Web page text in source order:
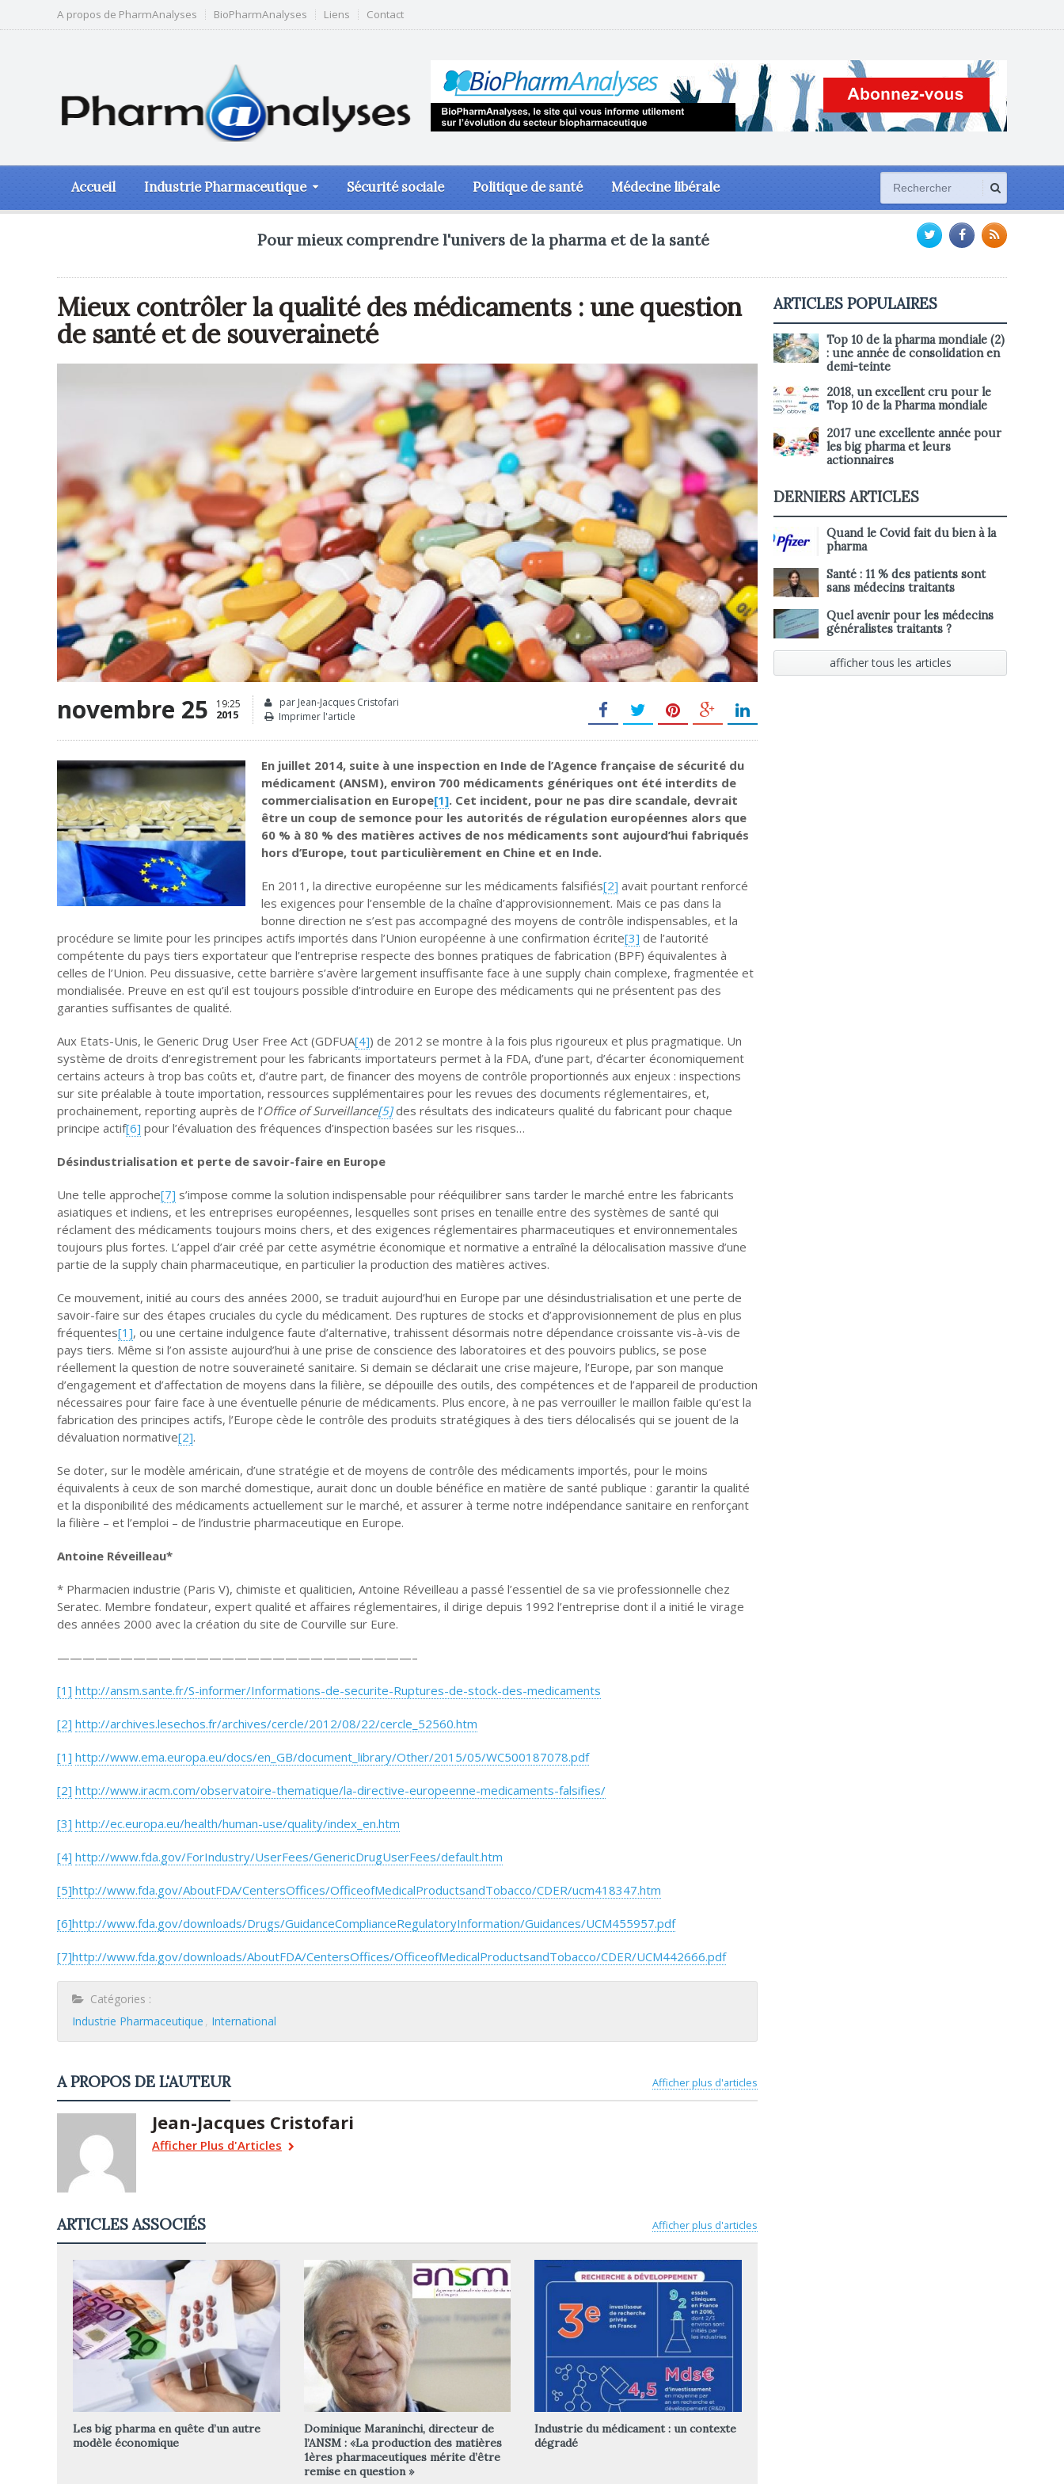
A propos de PharmAnalyses BioPharmAnalyses Liens Contact
Accueil Industrie Pharmaceutique Sécurité sociale Politique de santé Médecine libérale
Pour mieux comprendre l'univers de la pharma et de la santé
Mieux contrôler la qualité des médicaments : une question
de santé et de souveraineté
novembre 25 19:25
2015
par Jean-Jacques Cristofari
Imprimer l'article
En juillet 2014, suite à une inspection en Inde de l’Agence française de sécurité du
médicament (ANSM), environ 700 médicaments génériques ont été interdits de
commercialisation en Europe[1]. Cet incident, pour ne pas dire scandale, devrait
être un coup de semonce pour les autorités de régulation européennes alors que
60 % à 80 % des matières actives de nos médicaments sont aujourd’hui fabriqués
hors d’Europe, tout particulièrement en Chine et en Inde.
En 2011, la directive européenne sur les médicaments falsifiés[2] avait pourtant renforcé
les exigences pour l’ensemble de la chaîne d’approvisionnement. Mais ce pas dans la
bonne direction ne s’est pas accompagné des moyens de contrôle indispensables, et la
procédure se limite pour les principes actifs importés dans l’Union européenne à une confirmation écrite[3] de l’autorité
compétente du pays tiers exportateur que l’entreprise respecte des bonnes pratiques de fabrication (BPF) équivalentes à
celles de l’Union. Peu dissuasive, cette barrière s’avère largement insuffisante face à une supply chain complexe, fragmentée et
mondialisée. Preuve en est qu’il est toujours possible d’introduire en Europe des médicaments qui ne présentent pas des
garanties suffisantes de qualité.
Aux Etats-Unis, le Generic Drug User Free Act (GDFUA[4]) de 2012 se montre à la fois plus rigoureux et plus pragmatique. Un
système de droits d’enregistrement pour les fabricants importateurs permet à la FDA, d’une part, d’écarter économiquement
certains acteurs à trop bas coûts et, d’autre part, de financer des moyens de contrôle proportionnés aux enjeux : inspections
sur site préalable à toute importation, ressources supplémentaires pour les revues des documents réglementaires, et,
prochainement, reporting auprès de l’Office of Surveillance[5]des résultats des indicateurs qualité du fabricant pour chaque
principe actif[6] pour l’évaluation des fréquences d’inspection basées sur les risques…
Désindustrialisation et perte de savoir-faire en Europe
Une telle approche[7] s’impose comme la solution indispensable pour rééquilibrer sans tarder le marché entre les fabricants
asiatiques et indiens, et les entreprises européennes, lesquelles sont prises en tenaille entre des systèmes de santé qui
réclament des médicaments toujours moins chers, et des exigences réglementaires pharmaceutiques et environnementales
toujours plus fortes. L’appel d’air créé par cette asymétrie économique et normative a entraîné la délocalisation massive d’une
partie de la supply chain pharmaceutique, en particulier la production des matières actives.
Ce mouvement, initié au cours des années 2000, se traduit aujourd’hui en Europe par une désindustrialisation et une perte de
savoir-faire sur des étapes cruciales du cycle du médicament. Des ruptures de stocks et d’approvisionnement de plus en plus
fréquentes[1], ou une certaine indulgence faute d’alternative, trahissent désormais notre dépendance croissante vis-à-vis de
pays tiers. Même si l’on assiste aujourd’hui à une prise de conscience des laboratoires et des pouvoirs publics, se pose
réellement la question de notre souveraineté sanitaire. Si demain se déclarait une crise majeure, l’Europe, par son manque
d’engagement et d’affectation de moyens dans la filière, se dépouille des outils, des compétences et de l’appareil de production
nécessaires pour faire face à une éventuelle pénurie de médicaments. Plus encore, à ne pas verrouiller le maillon faible qu’est la
fabrication des principes actifs, l’Europe cède le contrôle des produits stratégiques à des tiers délocalisés qui se jouent de la
dévaluation normative[2].
Se doter, sur le modèle américain, d’une stratégie et de moyens de contrôle des médicaments importés, pour le moins
équivalents à ceux de son marché domestique, aurait donc un double bénéfice en matière de santé publique : garantir la qualité
et la disponibilité des médicaments actuellement sur le marché, et assurer à terme notre indépendance sanitaire en renforçant
la filière – et l’emploi – de l’industrie pharmaceutique en Europe.
Antoine Réveilleau*
* Pharmacien industrie (Paris V), chimiste et qualiticien, Antoine Réveilleau a passé l’essentiel de sa vie professionnelle chez
Seratec. Membre fondateur, expert qualité et affaires réglementaires, il dirige depuis 1992 l’entreprise dont il a initié le virage
des années 2000 avec la création du site de Courville sur Eure.
————————————————————————————–
[1] http://ansm.sante.fr/S-informer/Informations-de-securite-Ruptures-de-stock-des-medicaments
[2] http://archives.lesechos.fr/archives/cercle/2012/08/22/cercle_52560.htm
[1] http://www.ema.europa.eu/docs/en_GB/document_library/Other/2015/05/WC500187078.pdf
[2] http://www.iracm.com/observatoire-thematique/la-directive-europeenne-medicaments-falsifies/
[3] http://ec.europa.eu/health/human-use/quality/index_en.htm
[4] http://www.fda.gov/ForIndustry/UserFees/GenericDrugUserFees/default.htm
[5]http://www.fda.gov/AboutFDA/CentersOffices/OfficeofMedicalProductsandTobacco/CDER/ucm418347.htm
[6]http://www.fda.gov/downloads/Drugs/GuidanceComplianceRegulatoryInformation/Guidances/UCM455957.pdf
[7]http://www.fda.gov/downloads/AboutFDA/CentersOffices/OfficeofMedicalProductsandTobacco/CDER/UCM442666.pdf
Catégories :
Industrie Pharmaceutique
International
Afficher plus d'articles
A PROPOS DE L'AUTEUR
Jean-Jacques Cristofari
Afficher Plus d'Articles
Afficher plus d'articles
ARTICLES ASSOCIÉS
Les big pharma en quête d’un autre
modèle économique
Dominique Maraninchi, directeur de
l’ANSM : «La production des matières
1ères pharmaceutiques mérite d’être
remise en question »
Industrie du médicament : un contexte
dégradé
ARTICLES POPULAIRES
Top 10 de la pharma mondiale (2)
: une année de consolidation en
demi-teinte
2018, un excellent cru pour le
Top 10 de la Pharma mondiale
2017 une excellente année pour
les big pharma et leurs
actionnaires
DERNIERS ARTICLES
Quand le Covid fait du bien à la
pharma
Santé : 11 % des patients sont
sans médecins traitants
Quel avenir pour les médecins
généralistes traitants ?
afficher tous les articles